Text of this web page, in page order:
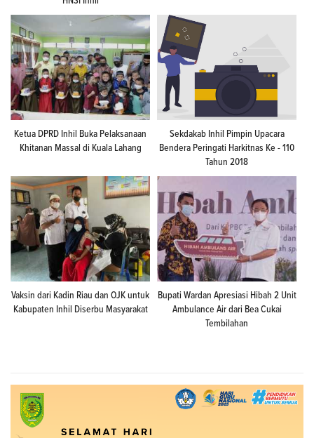
Ketua DPRD Inhil Buka Pelaksanaan
Khitanan Massal di Kuala Lahang
Sekdakab Inhil Pimpin Upacara
Bendera Peringati Harkitnas Ke - 110
Tahun 2018
Vaksin dari Kadin Riau dan OJK untuk
Kabupaten Inhil Diserbu Masyarakat
Bupati Wardan Apresiasi Hibah 2 Unit
Ambulance Air dari Bea Cukai
Tembilahan